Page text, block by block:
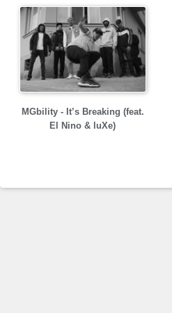
MGbility - It’s Breaking (feat.
El Nino & luXe)